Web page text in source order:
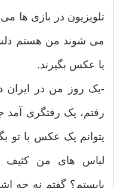
تلویزیون در بازی ها
می شوند من هستم
یا عکس بگیرند.
-یک روز من در ایران
رفتم، یک رفتگری
یتوانم یک عکس با تو
لباس های من کثیف
بایستم؟ گفتم نه چه